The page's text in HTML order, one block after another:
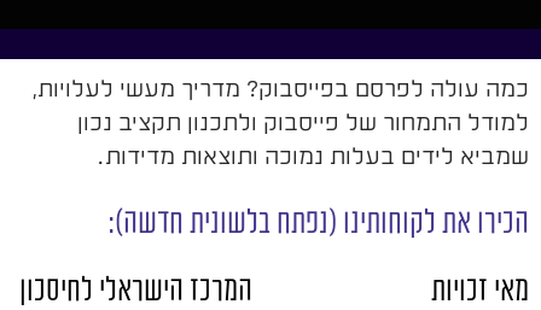
כמה עולה לפרסם בפייסבוק? מדריך מעשי לעלויות,
למודל התמחור של פייסבוק ולתכנון תקציב נכון
שמביא לידים בעלות נמוכה ותוצאות מדידות.
הכירו את לקוחותינו (נפתח בלשונית חדשה):
מאי זכויות
המרכז הישראלי לחיסכון